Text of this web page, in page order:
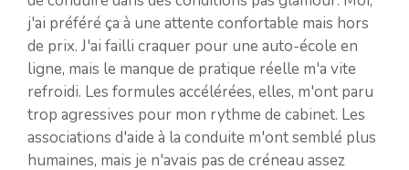
j'ai préféré ça à une attente confortable mais hors
de prix. J'ai failli craquer pour une auto-école en
ligne, mais le manque de pratique réelle m'a vite
refroidi. Les formules accélérées, elles, m'ont paru
trop agressives pour mon rythme de cabinet. Les
associations d'aide à la conduite m'ont semblé plus
humaines, mais je n'avais pas de créneau assez